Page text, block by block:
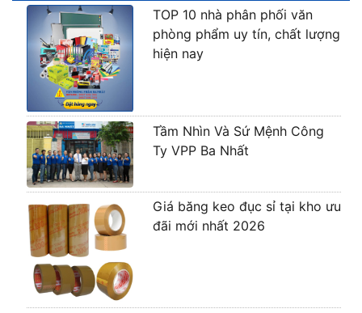
TOP 10 nhà phân phối văn
phòng phẩm uy tín, chất lượng
hiện nay
Tầm Nhìn Và Sứ Mệnh Công
Ty VPP Ba Nhất
Giá băng keo đục sỉ tại kho ưu
đãi mới nhất 2026